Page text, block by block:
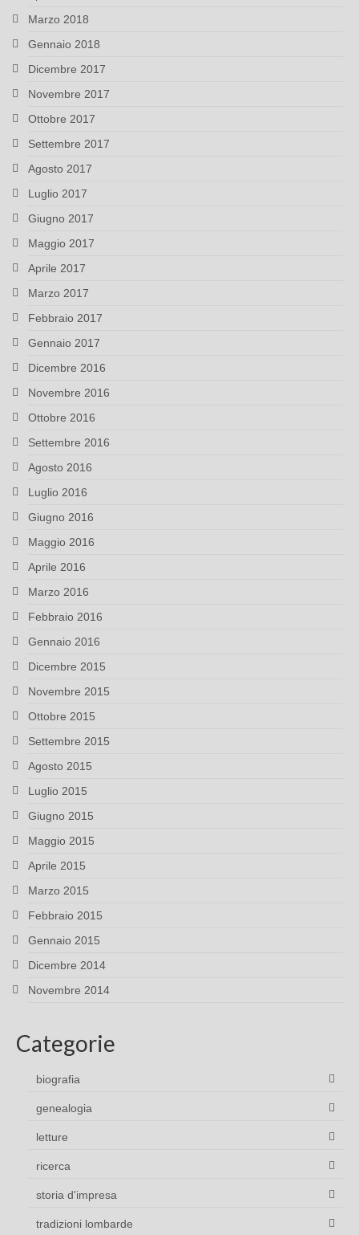
Marzo 2018
Gennaio 2018
Dicembre 2017
Novembre 2017
Ottobre 2017
Settembre 2017
Agosto 2017
Luglio 2017
Giugno 2017
Maggio 2017
Aprile 2017
Marzo 2017
Febbraio 2017
Gennaio 2017
Dicembre 2016
Novembre 2016
Ottobre 2016
Settembre 2016
Agosto 2016
Luglio 2016
Giugno 2016
Maggio 2016
Aprile 2016
Marzo 2016
Febbraio 2016
Gennaio 2016
Dicembre 2015
Novembre 2015
Ottobre 2015
Settembre 2015
Agosto 2015
Luglio 2015
Giugno 2015
Maggio 2015
Aprile 2015
Marzo 2015
Febbraio 2015
Gennaio 2015
Dicembre 2014
Novembre 2014
Categorie
biografia
genealogia
letture
ricerca
storia d'impresa
tradizioni lombarde